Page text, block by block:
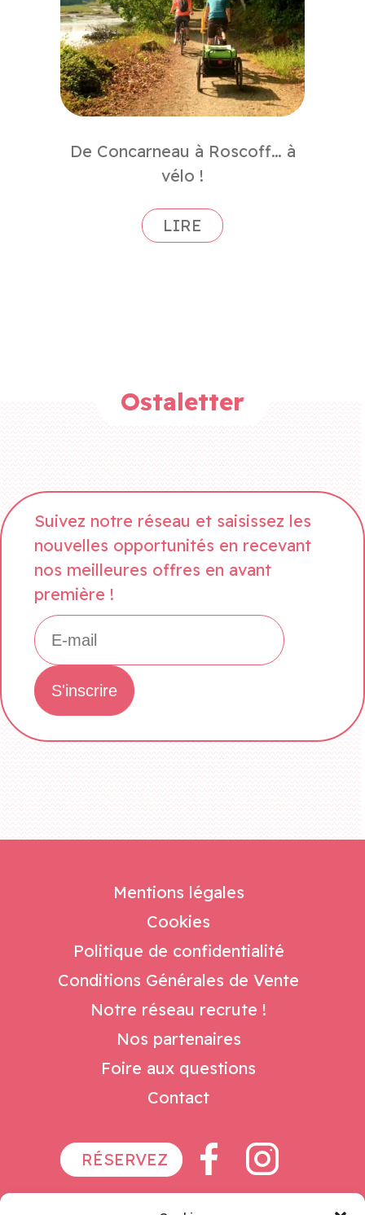
De Concarneau à Roscoff… à
vélo !
Ostaletter
Suivez notre réseau et saisissez les
nouvelles opportunités en recevant
nos meilleures offres en avant
première !
Mentions légales
Cookies
Politique de confidentialité
Conditions Générales de Vente
Notre réseau recrute !
Nos partenaires
Foire aux questions
Contact
RÉSERVEZ